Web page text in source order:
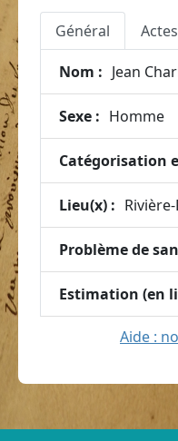
Général Actes
Nom : Jean
Sexe : Homme
Catégorisation
Lieu(x) :
Problème de
Estimation (en
Aide :